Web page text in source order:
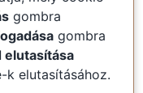
gombra
gombra
elutasítása
k elutasításához.